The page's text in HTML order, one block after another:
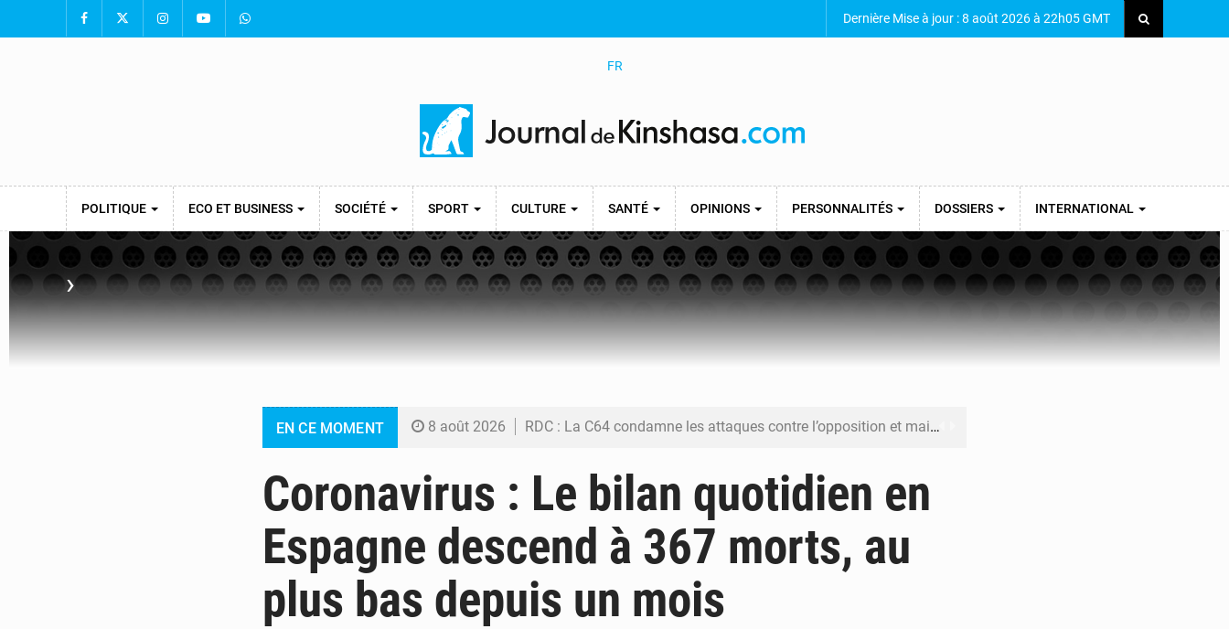
Dernière Mise à jour : 8 août 2026 à 22h05 GMT
FR
POLITIQUE ECO ET BUSINESS SOCIÉTÉ SPORT CULTURE SANTÉ OPINIONS PERSONNALITÉS DOSSIERS INTERNATIONAL
›
EN CE MOMENT 8 août 2026 RDC : La C64 condamne les attaques contre l’opposition et maintient la date butoir du 15 août pour la suite des manifestations
7 août 2026 Fiscalité numérique : Seules les startups bénéficient de l’exonération, mais l’arrêté interministériel reste en vigueur (Mise au point)
7 août 2026 RDC : Kinshasa annonce des analyses croisées après des allégations sur des traces d’uranium dans le cobalt exporté
6 août 2026 Comment des milliers d’Africains protègent et font fructifier leur argent avec l’USDT
Coronavirus : Le bilan quotidien en
Espagne descend à 367 morts, au
plus bas depuis un mois